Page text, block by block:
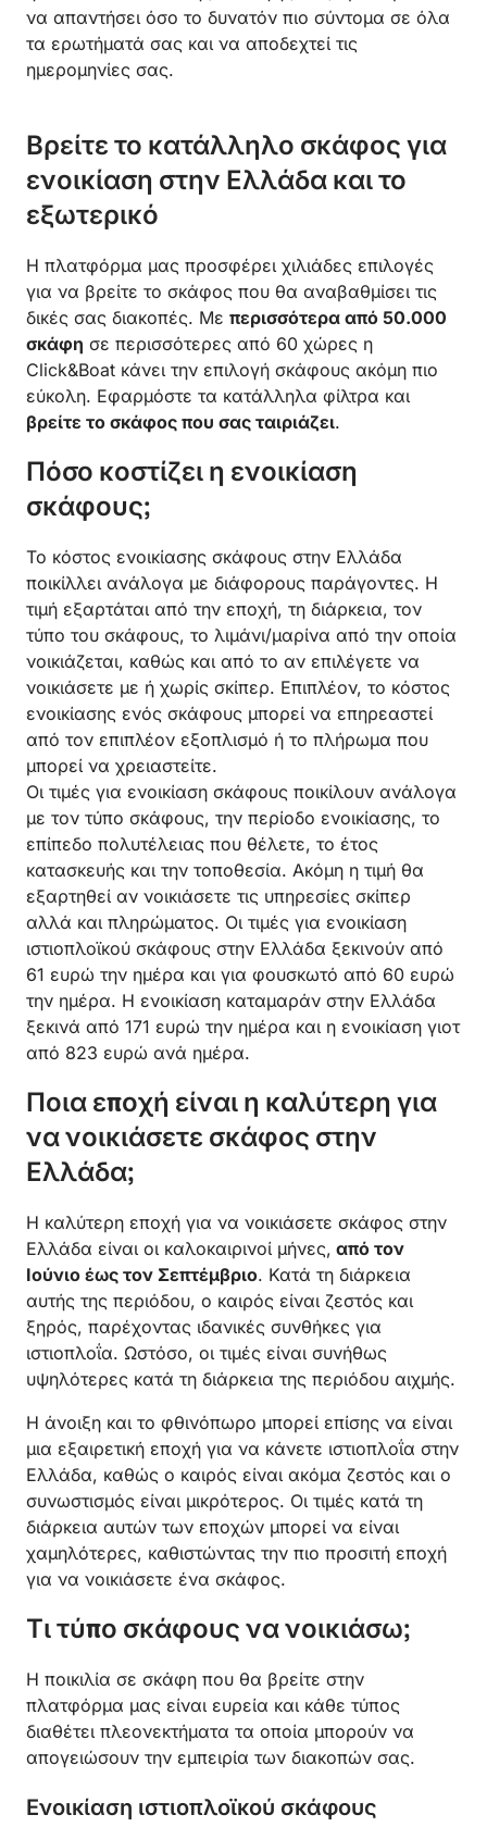
να απαντήσει όσο το δυνατόν πιο σύντομα σε όλα
τα ερωτήματά σας και να αποδεχτεί τις
ημερομηνίες σας.
Βρείτε το κατάλληλο σκάφος για
ενοικίαση στην Ελλάδα και το
εξωτερικό
Η πλατφόρμα μας προσφέρει χιλιάδες επιλογές
για να βρείτε το σκάφος που θα αναβαθμίσει τις
δικές σας διακοπές. Με περισσότερα από 50.000
σκάφη σε περισσότερες από 60 χώρες η
Click&Boat κάνει την επιλογή σκάφους ακόμη πιο
εύκολη. Εφαρμόστε τα κατάλληλα φίλτρα και
βρείτε το σκάφος που σας ταιριάζει.
Πόσο κοστίζει η ενοικίαση
σκάφους;
Το κόστος ενοικίασης σκάφους στην Ελλάδα
ποικίλλει ανάλογα με διάφορους παράγοντες. Η
τιμή εξαρτάται από την εποχή, τη διάρκεια, τον
τύπο του σκάφους, το λιμάνι/μαρίνα από την οποία
νοικιάζεται, καθώς και από το αν επιλέγετε να
νοικιάσετε με ή χωρίς σκίπερ. Επιπλέον, το κόστος
ενοικίασης ενός σκάφους μπορεί να επηρεαστεί
από τον επιπλέον εξοπλισμό ή το πλήρωμα που
μπορεί να χρειαστείτε.
Οι τιμές για ενοικίαση σκάφους ποικίλουν ανάλογα
με τον τύπο σκάφους, την περίοδο ενοικίασης, το
επίπεδο πολυτέλειας που θέλετε, το έτος
κατασκευής και την τοποθεσία. Ακόμη η τιμή θα
εξαρτηθεί αν νοικιάσετε τις υπηρεσίες σκίπερ
αλλά και πληρώματος. Οι τιμές για ενοικίαση
ιστιοπλοϊκού σκάφους στην Ελλάδα ξεκινούν από
61 ευρώ την ημέρα και για φουσκωτό από 60 ευρώ
την ημέρα. Η ενοικίαση καταμαράν στην Ελλάδα
ξεκινά από 171 ευρώ την ημέρα και η ενοικίαση γιοτ
από 823 ευρώ ανά ημέρα.
Ποια εποχή είναι η καλύτερη για
να νοικιάσετε σκάφος στην
Ελλάδα;
Η καλύτερη εποχή για να νοικιάσετε σκάφος στην
Ελλάδα είναι οι καλοκαιρινοί μήνες, από τον
Ιούνιο έως τον Σεπτέμβριο. Κατά τη διάρκεια
αυτής της περιόδου, ο καιρός είναι ζεστός και
ξηρός, παρέχοντας ιδανικές συνθήκες για
ιστιοπλοΐα. Ωστόσο, οι τιμές είναι συνήθως
υψηλότερες κατά τη διάρκεια της περιόδου αιχμής.
Η άνοιξη και το φθινόπωρο μπορεί επίσης να είναι
μια εξαιρετική εποχή για να κάνετε ιστιοπλοΐα στην
Ελλάδα, καθώς ο καιρός είναι ακόμα ζεστός και ο
συνωστισμός είναι μικρότερος. Οι τιμές κατά τη
διάρκεια αυτών των εποχών μπορεί να είναι
χαμηλότερες, καθιστώντας την πιο προσιτή εποχή
για να νοικιάσετε ένα σκάφος.
Τι τύπο σκάφους να νοικιάσω;
Η ποικιλία σε σκάφη που θα βρείτε στην
πλατφόρμα μας είναι ευρεία και κάθε τύπος
διαθέτει πλεονεκτήματα τα οποία μπορούν να
απογειώσουν την εμπειρία των διακοπών σας.
Ενοικίαση ιστιοπλοϊκού σκάφους